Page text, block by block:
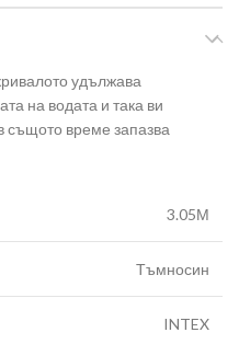
удължава
на водата и така ви
същото време запазва
3.05М
Тъмносин
INTEX